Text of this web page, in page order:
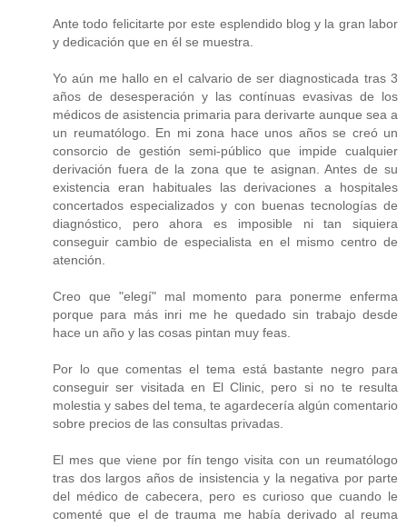
Ante todo felicitarte por este esplendido blog y la gran labor
y dedicación que en él se muestra.
Yo aún me hallo en el calvario de ser diagnosticada tras 3
años de desesperación y las contínuas evasivas de los
médicos de asistencia primaria para derivarte aunque sea a
un reumatólogo. En mi zona hace unos años se creó un
consorcio de gestión semi-público que impide cualquier
derivación fuera de la zona que te asignan. Antes de su
existencia eran habituales las derivaciones a hospitales
concertados especializados y con buenas tecnologías de
diagnóstico, pero ahora es imposible ni tan siquiera
conseguir cambio de especialista en el mismo centro de
atención.
Creo que "elegí" mal momento para ponerme enferma
porque para más inri me he quedado sin trabajo desde
hace un año y las cosas pintan muy feas.
Por lo que comentas el tema está bastante negro para
conseguir ser visitada en El Clinic, pero si no te resulta
molestia y sabes del tema, te agardecería algún comentario
sobre precios de las consultas privadas.
El mes que viene por fín tengo visita con un reumatólogo
tras dos largos años de insistencia y la negativa por parte
del médico de cabecera, pero es curioso que cuando le
comenté que el de trauma me había derivado al reuma